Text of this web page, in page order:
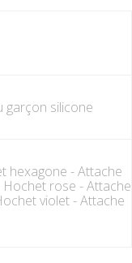
garçon silicone
hexagone - Attache
rose - Attache
violet - Attache